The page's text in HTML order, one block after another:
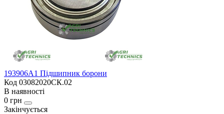
193906A1 Підшипник борони
Код 03082020СК.02
В наявності
0 грн
Закінчується